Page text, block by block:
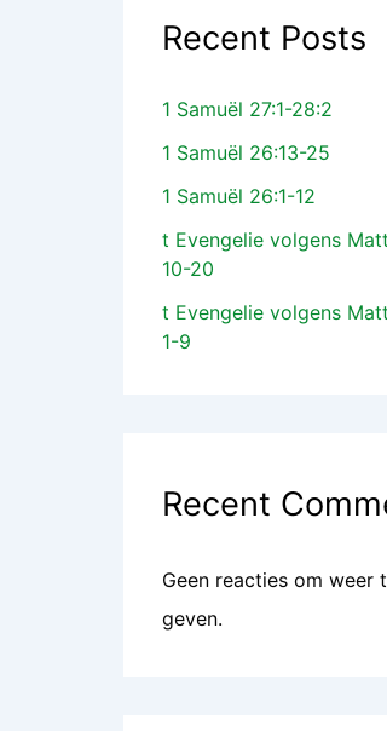
Recent Posts
1 Samuël 27:1-28:2
1 Samuël 26:13-25
1 Samuël 26:1-12
t Evengelie volgens
10-20
t Evengelie volgens
1-9
Recent
Geen reacties om weer
geven.